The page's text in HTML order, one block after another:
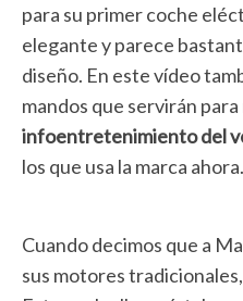
para su primer coche
elegante y parece
diseño. En este vídeo
mandos que servirán
infoentretenimiento del
los que usa la marca ahora.
Cuando decimos que a
sus motores